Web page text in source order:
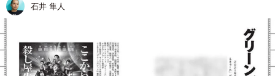
石井 隼人